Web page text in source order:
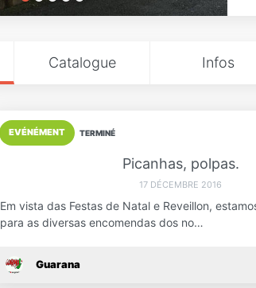
Catalogue Infos
TERMINÉ
EVÉNÉMENT
Picanhas, polpas.
17 DÉCEMBRE 2016
Em vista das Festas de Natal e Reveillon,
para as diversas encomendas dos no…
Guarana